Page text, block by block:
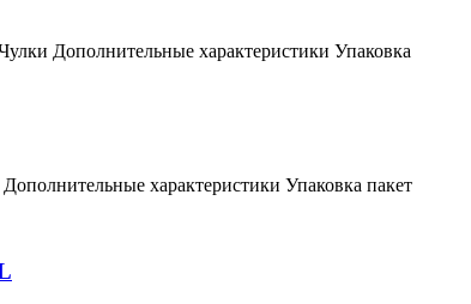
Дополнительные характеристики Упаковка
характеристики Упаковка пакет